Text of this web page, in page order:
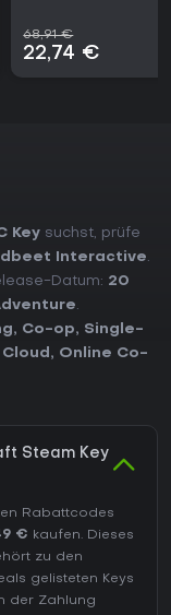
68,91 €
22,74 €
Key suchst, prüfe
Interactive.
Datum: 20
.
, Co-op, Single-
, Online Co-
Steam Key
Rabattcodes
€ kaufen. Dieses
zu den
gelisteten Keys
der Zahlung